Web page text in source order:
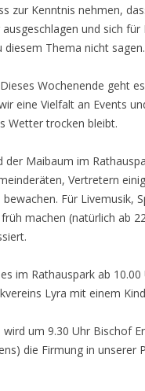
zur Kenntnis nehmen,
und sich
Thema nicht sagen.
Dieses Wochenende geht
eine Vielfalt an Events
Wetter trocken bleibt.
der Maibaum im
Vertretern
Für Livemusik,
machen (natürlich ab
im Rathauspark ab
Lyra mit einem
um 9.30 Uhr Bischof
die Firmung in unserer